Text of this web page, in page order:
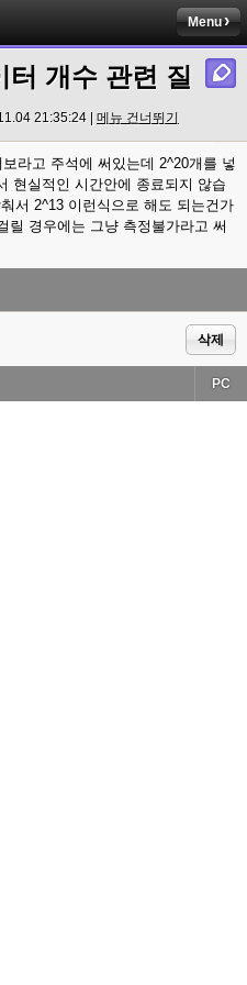
Menu
터 개수 관련 질
21:35:24 | 메뉴 건너뛰기
라고 주석에 써있는데 2^20개를 넣
현실적인 시간안에 종료되지 않습
서 2^13 이런식으로 해도 되는건가
릴 경우에는 그냥 측정불가라고 써
삭제
PC